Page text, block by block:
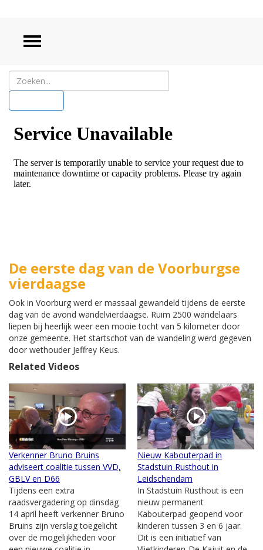
De eerste dag van de Voorburgse
vierdaagse
Ook in Voorburg werd er massaal gewandeld tijdens de eerste
dag van de avond wandelvierdaagse. Ruim 2500 wandelaars
liepen bij heerlijk weer een mooie tocht van 5 kilometer door
onze gemeente. Het startschot van de wandeling werd gegeven
door wethouder Jeffrey Keus.
Related Videos
Verkenner Bruno Bruins
adviseert coalitie tussen VVD,
GBLV en D66
Tijdens een extra
raadsvergadering op dinsdag
14 april heeft verkenner Bruno
Bruins zijn verslag toegelicht
over de mogelijkheden voor
Nieuw Kabouterpad in
Stadstuin Rusthout in
Leidschendam
In Stadstuin Rusthout is een
nieuw permanent
Kabouterpad geopend voor
kinderen tussen 3 en 6 jaar.
Dit is een initiatief van